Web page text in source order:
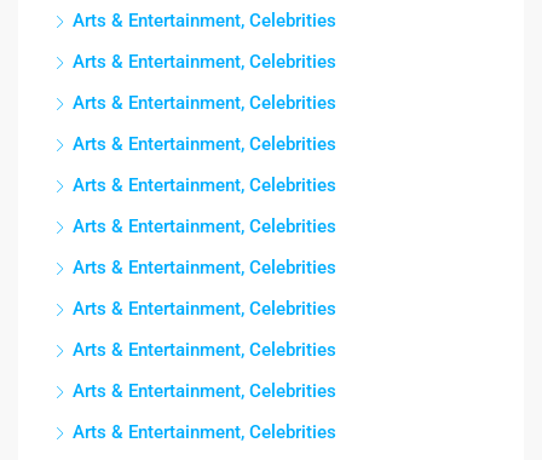
Arts & Entertainment, Celebrities
Arts & Entertainment, Celebrities
Arts & Entertainment, Celebrities
Arts & Entertainment, Celebrities
Arts & Entertainment, Celebrities
Arts & Entertainment, Celebrities
Arts & Entertainment, Celebrities
Arts & Entertainment, Celebrities
Arts & Entertainment, Celebrities
Arts & Entertainment, Celebrities
Arts & Entertainment, Celebrities